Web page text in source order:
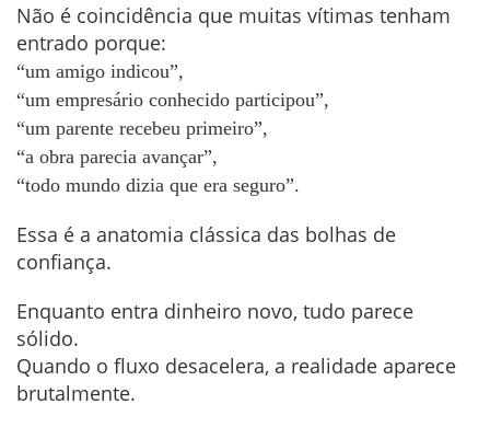
Não é coincidência que muitas vítimas tenham
entrado porque:
“um amigo indicou”,
“um empresário conhecido participou”,
“um parente recebeu primeiro”,
“a obra parecia avançar”,
“todo mundo dizia que era seguro”.
Essa é a anatomia clássica das bolhas de
confiança.
Enquanto entra dinheiro novo, tudo parece
sólido.
Quando o fluxo desacelera, a realidade aparece
brutalmente.